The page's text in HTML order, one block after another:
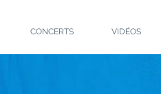
CONCERTS VIDÉOS